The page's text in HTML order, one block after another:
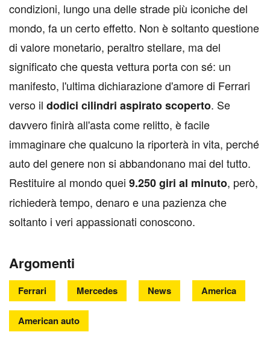
condizioni, lungo una delle strade più iconiche del
mondo, fa un certo effetto. Non è soltanto questione
di valore monetario, peraltro stellare, ma del
significato che questa vettura porta con sé: un
manifesto, l'ultima dichiarazione d'amore di Ferrari
verso il dodici cilindri aspirato scoperto. Se
davvero finirà all'asta come relitto, è facile
immaginare che qualcuno la riporterà in vita, perché
auto del genere non si abbandonano mai del tutto.
Restituire al mondo quei 9.250 giri al minuto, però,
richiederà tempo, denaro e una pazienza che
soltanto i veri appassionati conoscono.
Argomenti
Ferrari Mercedes News America
American auto